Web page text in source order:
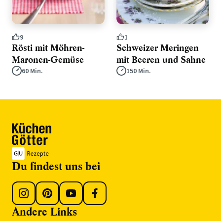
9
Rösti mit Möhren-
Maronen-Gemüse
60 Min.
1
Schweizer Meringen
mit Beeren und Sahne
150 Min.
Du findest uns bei
Andere Links